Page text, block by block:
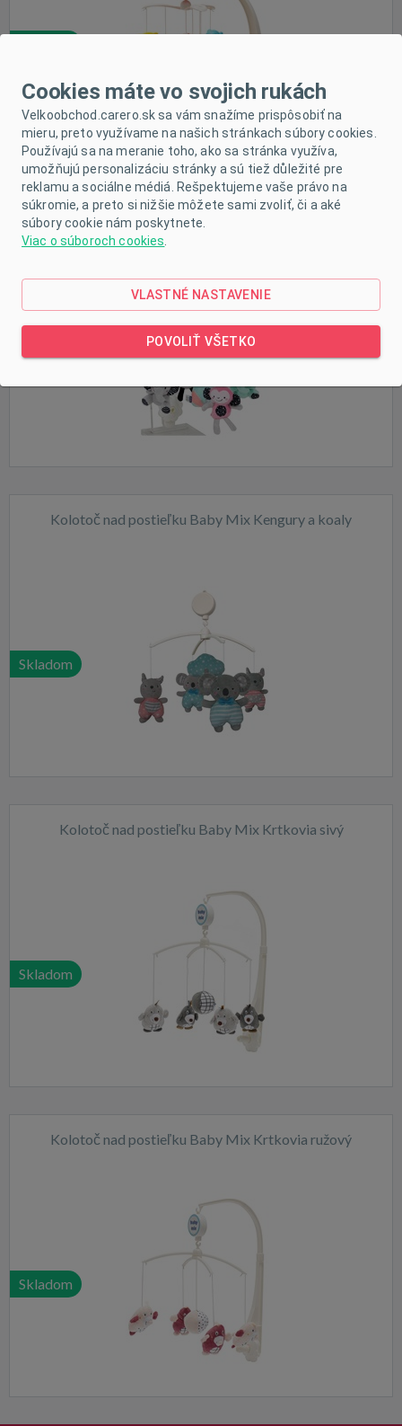
Kolotoč nad postieľku Baby Mix Zoo
Výpredaj
Skladom
Kolotoč nad postieľku Baby Mix Kengury a koaly
Skladom
Kolotoč nad postieľku Baby Mix Krtkovia sivý
Skladom
Kolotoč nad postieľku Baby Mix Krtkovia ružový
Skladom
Cookies máte vo svojich rukách
Velkoobchod.carero.sk sa vám snažíme prispôsobiť na
mieru, preto využívame na našich stránkach súbory cookies.
Používajú sa na meranie toho, ako sa stránka využíva,
umožňujú personalizáciu stránky a sú tiež důležité pre
reklamu a sociálne médiá. Rešpektujeme vaše právo na
súkromie, a preto si nižšie môžete sami zvoliť, či a aké
súbory cookie nám poskytnete.
Viac o súboroch cookies
VLASTNÉ NASTAVENIE
POVOLIŤ VŠETKO